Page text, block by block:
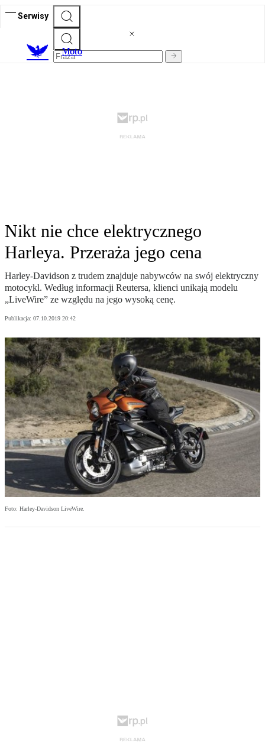
Serwisy
Moto
Nikt nie chce elektrycznego
Harleya. Przeraża jego cena
Harley-Davidson z trudem znajduje nabywców na swój elektryczny
motocykl. Według informacji Reutersa, klienci unikają modelu
„LiveWire” ze względu na jego wysoką cenę.
Publikacja: 07.10.2019 20:42
Foto: Harley-Davidson LiveWire.